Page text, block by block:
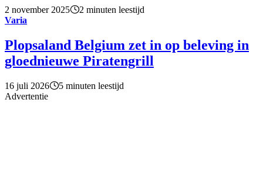
2 november 2025
2 minuten leestijd
Varia
Plopsaland Belgium zet in op beleving in
gloednieuwe Piratengrill
16 juli 2026
5 minuten leestijd
Advertentie